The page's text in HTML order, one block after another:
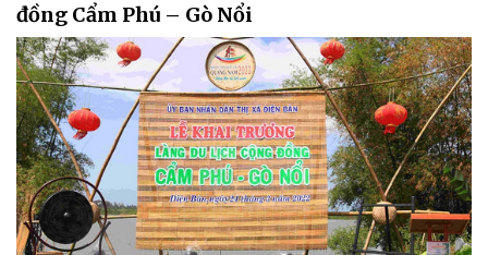
đồng Cẩm Phú – Gò Nổi